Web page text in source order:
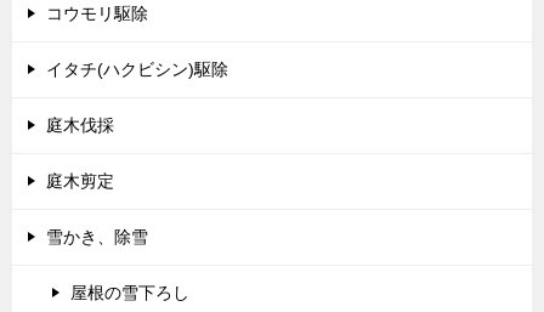
コウモリ駆除
イタチ(ハクビシン)駆除
庭木伐採
庭木剪定
雪かき、除雪
屋根の雪下ろし